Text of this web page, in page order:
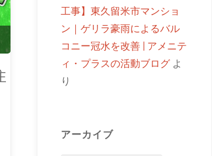
工事】東久留米市マンショ
ン｜ゲリラ豪雨によるバル
コニー冠水を改善 | アメニテ
ィ・プラスの活動ブログよ
り
アーカイブ